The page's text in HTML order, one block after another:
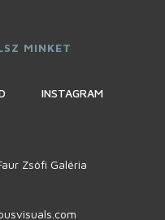
MINKET
INSTAGRAM
Zsófi Galéria